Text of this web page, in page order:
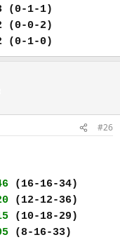
1-1)
0-2)
1-0)
#26
(16-16-34)
(12-12-36)
(10-18-29)
(8-16-33)